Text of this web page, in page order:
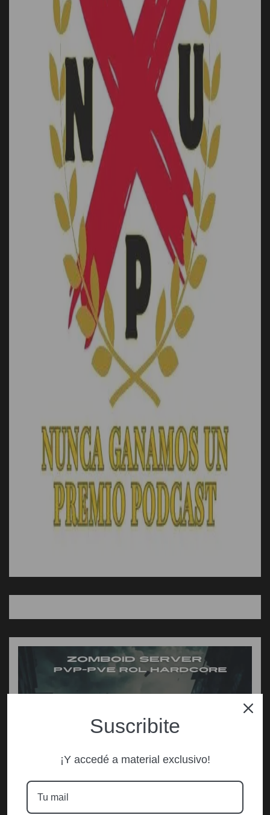
Suscribite
¡Y accedé a material exclusivo!